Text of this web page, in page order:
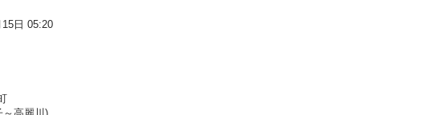
日 05:20